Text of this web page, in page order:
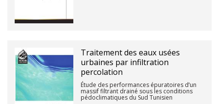
Traitement des eaux usées
urbaines par infiltration
percolation
Étude des performances épuratoires d’un
massif filtrant drainé sous les conditions
pédoclimatiques du Sud Tunisien